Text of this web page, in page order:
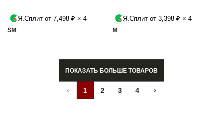
Я.Сплит от 7,498 ₽ × 4
SM
Я.Сплит от 3,398 ₽ × 4
M
ПОКАЗАТЬ БОЛЬШЕ ТОВАРОВ
‹ 1 2 3 4 ›